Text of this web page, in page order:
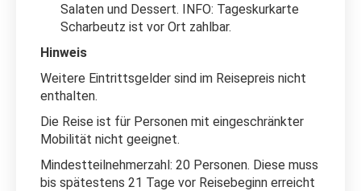
Salaten und Dessert. INFO: Tageskurkarte
Scharbeutz ist vor Ort zahlbar.
Hinweis
Weitere Eintrittsgelder sind im Reisepreis nicht
enthalten.
Die Reise ist für Personen mit eingeschränkter
Mobilität nicht geeignet.
Mindestteilnehmerzahl: 20 Personen. Diese muss
bis spätestens 21 Tage vor Reisebeginn erreicht